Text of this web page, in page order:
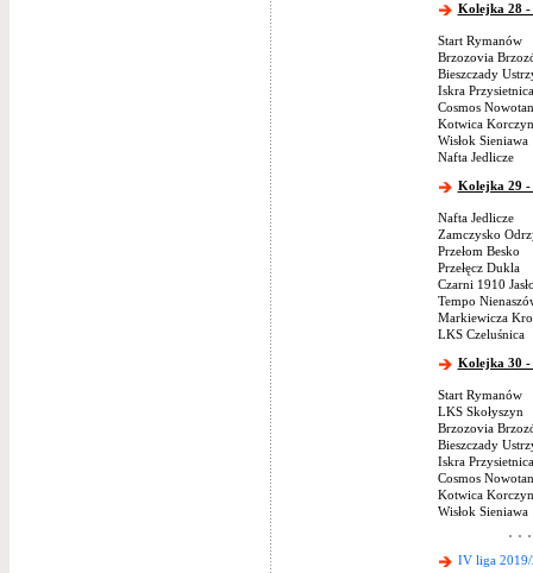
Kolejka 28 -
Start Rymanów
Brzozovia
Bieszczady
Iskra Przysietnica
Cosmos
Kotwica
Wisłok Sieniawa
Nafta Jedlicze
Kolejka 29 -
Nafta Jedlicze
Zamczysko
Przełom Besko
Przełęcz Dukla
Czarni 1910
Tempo
Markiewicza
LKS Czeluśnica
Kolejka 30 -
Start Rymanów
LKS Skołyszyn
Brzozovia
Bieszczady
Iskra Przysietnica
Cosmos
Kotwica
Wisłok Sieniawa
IV liga